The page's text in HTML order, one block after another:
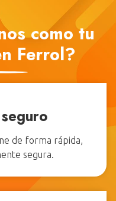
como tu
Ferrol?
de forma rápida,
segura.